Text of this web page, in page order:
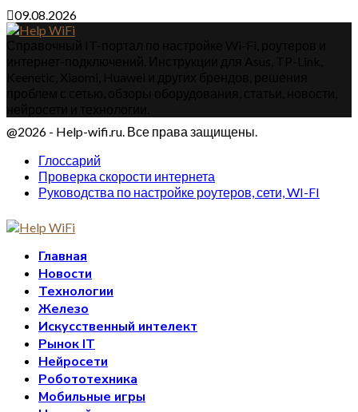
09.08.2026
@2026 - Help-wifi.ru. Все права защищены.
Глоссарий
Проверка скорости интернета
Руководства по настройке роутеров, сети, WI-FI
Главная
Новости
Технологии
Железо
Искусственный интелект
Рынок IT
Нейросети
Робототехника
Мобильные игры